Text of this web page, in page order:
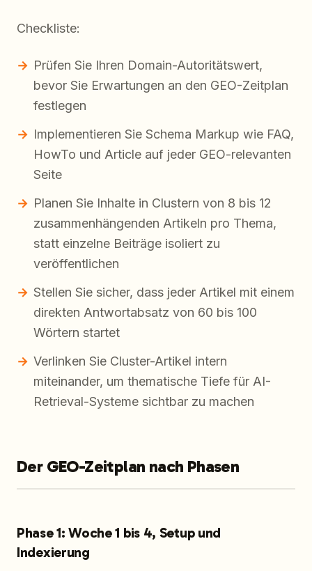
Checkliste:
Prüfen Sie Ihren Domain-Autoritätswert,
bevor Sie Erwartungen an den GEO-Zeitplan
festlegen
Implementieren Sie Schema Markup wie FAQ,
HowTo und Article auf jeder GEO-relevanten
Seite
Planen Sie Inhalte in Clustern von 8 bis 12
zusammenhängenden Artikeln pro Thema,
statt einzelne Beiträge isoliert zu
veröffentlichen
Stellen Sie sicher, dass jeder Artikel mit einem
direkten Antwortabsatz von 60 bis 100
Wörtern startet
Verlinken Sie Cluster-Artikel intern
miteinander, um thematische Tiefe für AI-
Retrieval-Systeme sichtbar zu machen
Der GEO-Zeitplan nach Phasen
Phase 1: Woche 1 bis 4, Setup und
Indexierung